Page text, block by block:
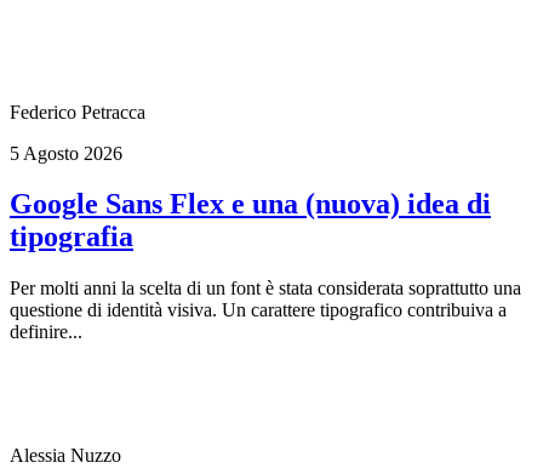
Federico Petracca
5 Agosto 2026
Google Sans Flex e una (nuova) idea di
tipografia
Per molti anni la scelta di un font è stata considerata soprattutto una
questione di identità visiva. Un carattere tipografico contribuiva a
definire...
Alessia Nuzzo